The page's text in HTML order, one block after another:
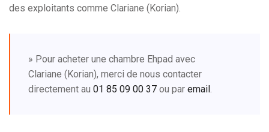
des exploitants comme Clariane (Korian).
» Pour acheter une chambre Ehpad avec
Clariane (Korian), merci de nous contacter
directement au 01 85 09 00 37 ou par email.